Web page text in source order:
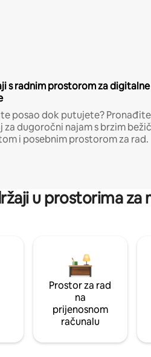
s radnim prostorom za digitalne
posao dok putujete? Pronađite
za dugoročni najam s brzim
i posebnim prostorom za rad.
u prostorima za
Prostor za rad
na
prijenosnom
računalu